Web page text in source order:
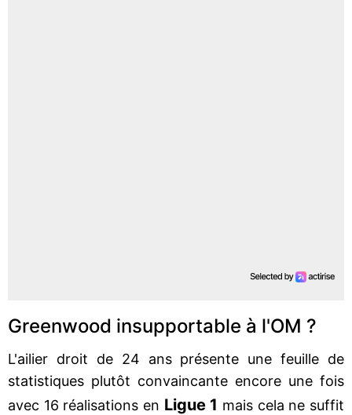
Greenwood insupportable à l'OM ?
L'ailier droit de 24 ans présente une feuille de
statistiques plutôt convaincante encore une fois
avec 16 réalisations en Ligue 1 mais cela ne suffit